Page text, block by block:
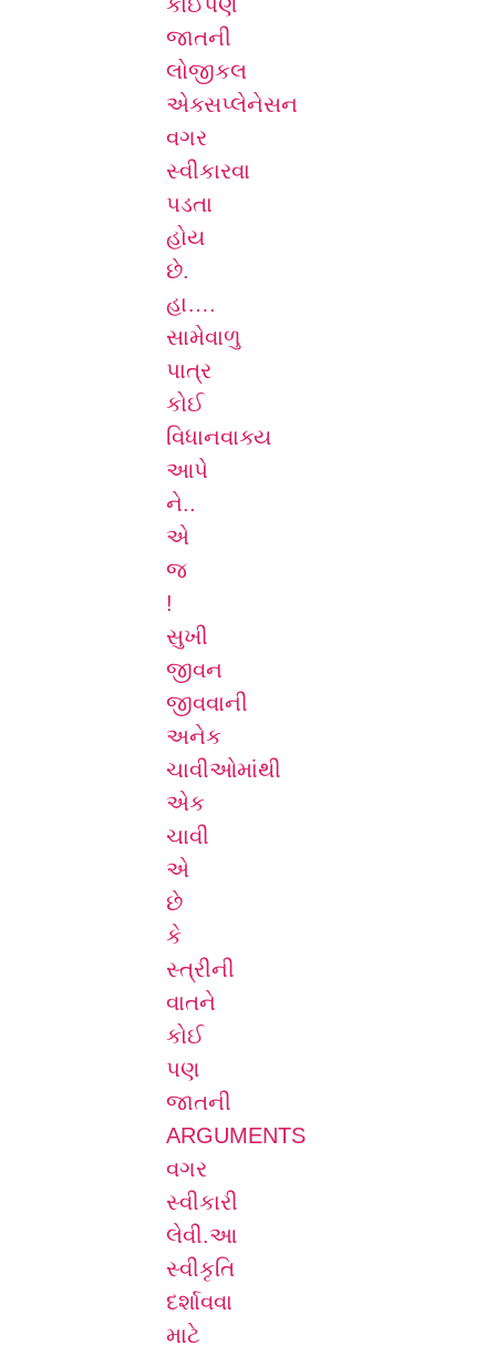
જાતની
લોજીકલ
એક્સપ્લેનેસન
વગર
સ્વીકારવા
પડતા
હોય
છે.
હા….
સામેવાળુ
પાત્ર
કોઈ
વિધાનવાક્ય
આપે
ને..
એ
જ
!
સુખી
જીવન
જીવવાની
અનેક
ચાવીઓમાંથી
એક
ચાવી
એ
છે
કે
સ્ત્રીની
વાતને
કોઈ
પણ
જાતની
ARGUMENTS
વગર
સ્વીકારી
લેવી.આ
સ્વીકૃતિ
દર્શાવવા
માટે